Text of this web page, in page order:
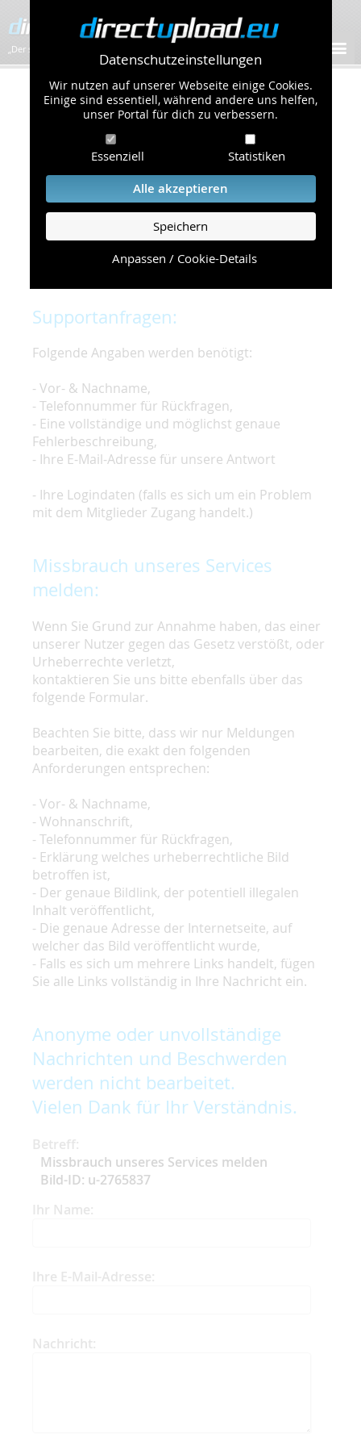
Datenschutzeinstellungen
Wir nutzen auf unserer Webseite einige Cookies.
Einige sind essentiell, während andere uns helfen,
unser Portal für dich zu verbessern.
Essenziell Statistiken
Alle akzeptieren
Speichern
Anpassen / Cookie-Details
„Der schnellste Bilder-Hoster im Web!”
Kontakt & Support
Um eine schnelle und unkomplizierte
Bearbeitung Ihres Problems zu gewährleisten,
bitten wir Sie,
folgende Punkte zu beachten und einzuhalten.
Die schnellste Hilfe finden Sie auf unserer
Seite, die die häufig gestellten Fragen
Supportanfragen:
Folgende Angaben werden benötigt:
- Vor- & Nachname,
- Telefonnummer für Rückfragen,
- Eine vollständige und möglichst genaue
Fehlerbeschreibung,
- Ihre E-Mail-Adresse für unsere Antwort
- Ihre Logindaten (falls es sich um ein Problem
mit dem Mitglieder Zugang handelt.)
Missbrauch unseres Services
melden:
Wenn Sie Grund zur Annahme haben, das einer
unserer Nutzer gegen das Gesetz verstößt, oder
Urheberrechte verletzt,
kontaktieren Sie uns bitte ebenfalls über das
folgende Formular.
Beachten Sie bitte, dass wir nur Meldungen
bearbeiten, die exakt den folgenden
Anforderungen entsprechen:
- Vor- & Nachname,
- Wohnanschrift,
- Telefonnummer für Rückfragen,
- Erklärung welches urheberrechtliche Bild
betroffen ist,
- Der genaue Bildlink, der potentiell illegalen
Inhalt veröffentlicht,
- Die genaue Adresse der Internetseite, auf
welcher das Bild veröffentlicht wurde,
- Falls es sich um mehrere Links handelt, fügen
Sie alle Links vollständig in Ihre Nachricht ein.
Anonyme oder unvollständige
Nachrichten und Beschwerden
werden nicht bearbeitet.
Vielen Dank für Ihr Verständnis.
Betreff:
Missbrauch unseres Services melden
Bild-ID: u-2765837
Ihr Name:
Ihre E-Mail-Adresse:
Nachricht: